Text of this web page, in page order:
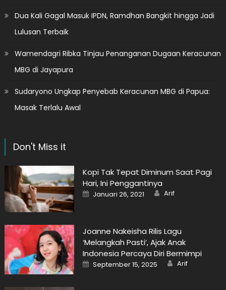
Dua Kali Gagal Masuk IPDN, Ramdhan Bangkit hingga Jadi
Lulusan Terbaik
Wamendagri Ribka Tinjau Penanganan Dugaan Keracunan
MBG di Jayapura
Sudaryono Ungkap Penyebab Keracunan MBG di Papua:
Masak Terlalu Awal
Don't Miss it
Kopi Tak Tepat Diminum Saat Pagi
Hari, Ini Penggantinya
Posted
on
Januari 26, 2021 Author
Arif
Joanne Nakeisha Rilis Lagu
‘Melangkah Pasti’, Ajak Anak
Indonesia Percaya Diri Bermimpi
Posted
on
September 15, 2025 Author
Arif